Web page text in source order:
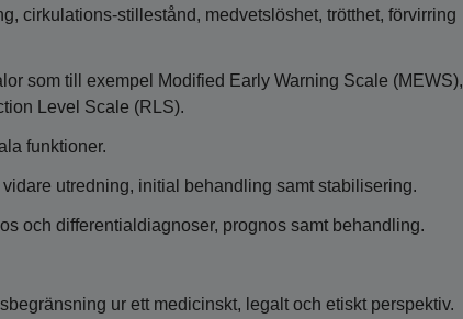
cirkulations-stillestånd, medvetslöshet, trötthet, förvirring
som till exempel Modified Early Warning Scale (MEWS),
Level Scale (RLS).
funktioner.
utredning, initial behandling samt stabilisering.
och differentialdiagnoser, prognos samt behandling.
ur ett medicinskt, legalt och etiskt perspektiv.